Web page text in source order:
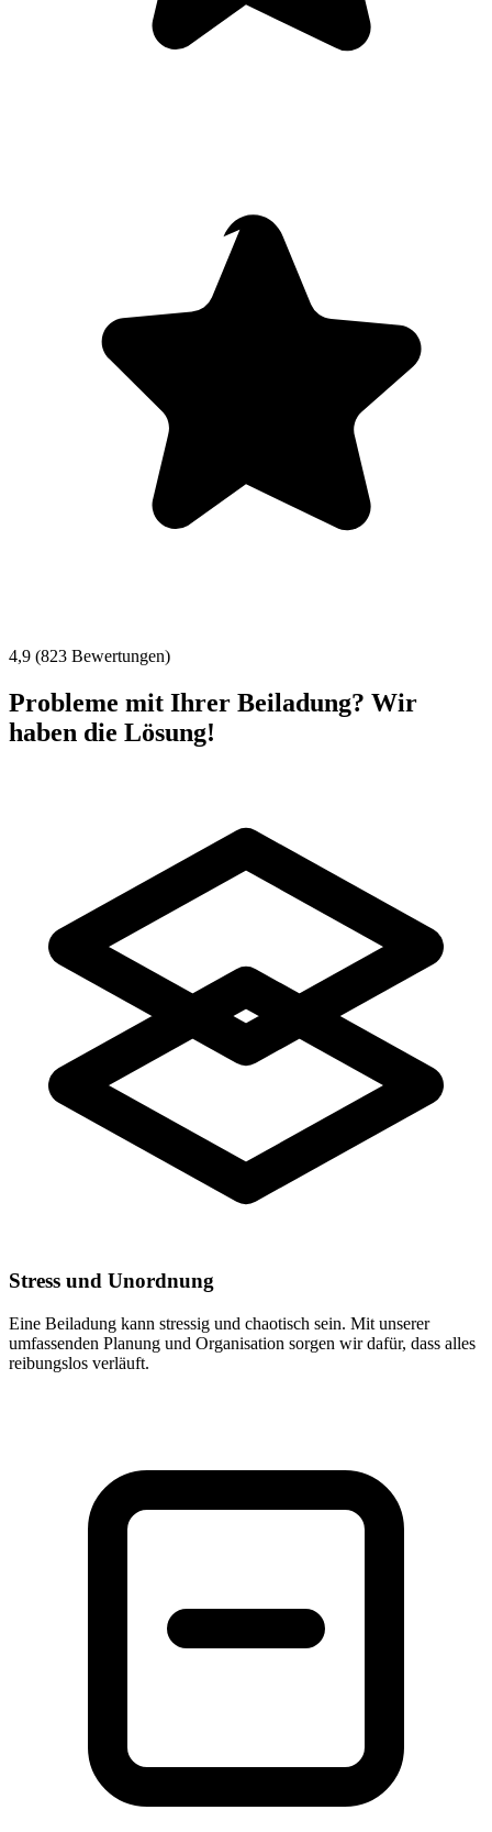
4,9 (823 Bewertungen)
Probleme mit Ihrer Beiladung? Wir
haben die Lösung!
Stress und Unordnung
Eine Beiladung kann stressig und chaotisch sein. Mit unserer
umfassenden Planung und Organisation sorgen wir dafür, dass alles
reibungslos verläuft.